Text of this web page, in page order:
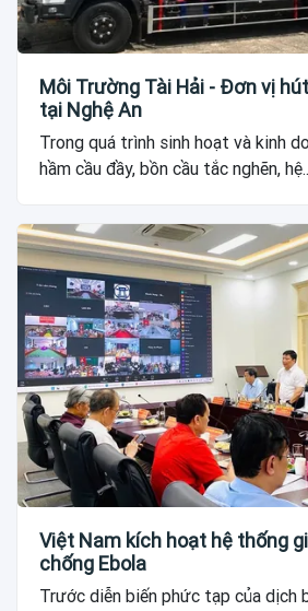
Môi Trường Tài Hải - Đơn vị
tại Nghệ An
Trong quá trình sinh hoạt và kinh
hầm cầu đầy, bồn cầu tắc nghẽn,
Việt Nam kích hoạt hệ thống
chống Ebola
Trước diễn biến phức tạp của dịch